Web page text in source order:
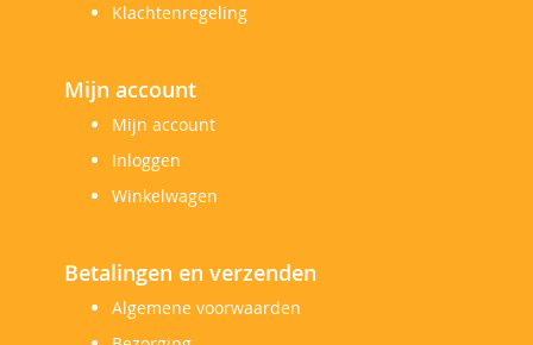
Klachtenregeling
Mijn account
Mijn account
Inloggen
Winkelwagen
Betalingen en verzenden
Algemene voorwaarden